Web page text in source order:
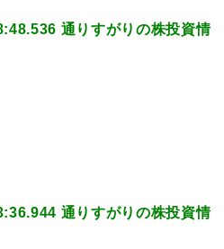
通りすがりの株投資情
通りすがりの株投資情